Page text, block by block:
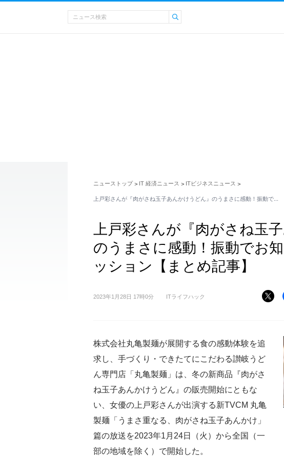
ニューストップ > IT 経済ニュース > ITビジネスニュース >
上戸彩さんが『肉がさね玉子あんかけうどん』のうまさに感動！振動で…
上戸彩さんが『肉がさね玉
のうまさに感動！振動でお
ッション【まとめ記事】
2023年1月28日 17時0分 ITライフハック
株式会社丸亀製麺が展開する食の感動体験を追
求し、手づくり・できたてにこだわる讃岐うど
ん専門店「丸亀製麺」は、冬の新商品『肉がさ
ね玉子あんかけうどん』の販売開始にともな
い、女優の上戸彩さんが出演する新TVCM 丸亀
製麺「うまさ重なる、肉がさね玉子あんかけ」
篇の放送を2023年1月24日（火）から全国（一
部の地域を除く）で開始した。